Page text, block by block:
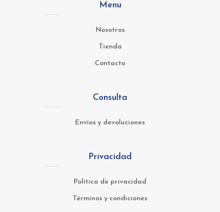
Menu
Nosotros
Tienda
Contacto
Consulta
Envíos y devoluciones
Privacidad
Política de privacidad
Términos y condiciones